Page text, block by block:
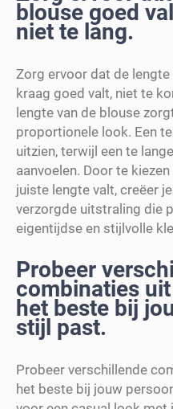
blouse goed
niet te lang.
Zorg ervoor dat de
kraag goed valt, niet te
lengte van de blouse
proportionele look. Een
uitzien, terwijl een te
aanvoelen. Door te
juiste lengte valt, creëer
verzorgde uitstraling die
eigentijdse en stijlvolle
Probeer
combinaties
het beste bij
stijl past.
Probeer verschillende
het beste bij jouw